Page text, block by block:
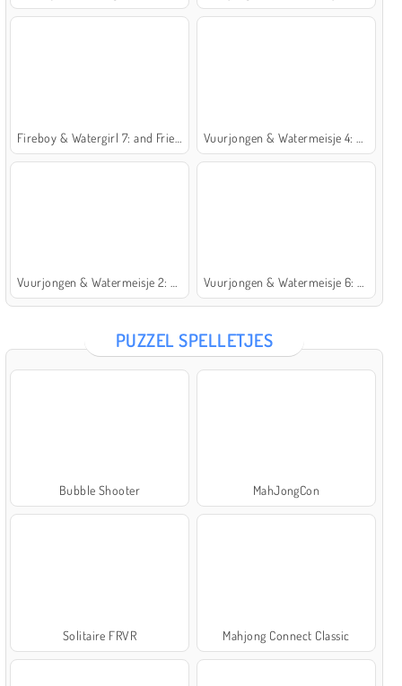
PUZZEL SPELLETJES
Bubble Shooter MahJongCon
Solitaire FRVR Mahjong Connect Classic